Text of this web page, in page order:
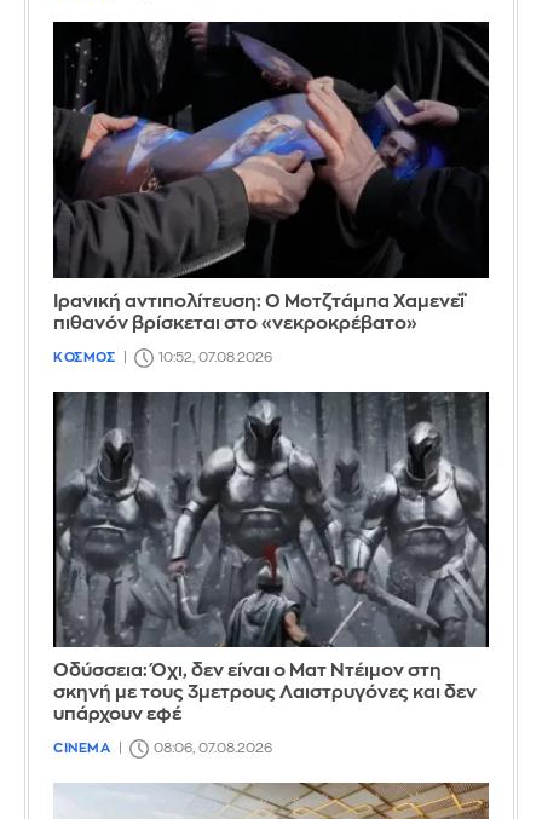
Ιρανική αντιπολίτευση: Ο Μοτζτάμπα Χαμενεΐ
πιθανόν βρίσκεται στο «νεκροκρέβατο»
ΚΟΣΜΟΣ 10:52, 07.08.2026
Οδύσσεια: Όχι, δεν είναι ο Ματ Ντέιμον στη
σκηνή με τους 3μετρους Λαιστρυγόνες και δεν
υπάρχουν εφέ
CINEMA 08:06, 07.08.2026